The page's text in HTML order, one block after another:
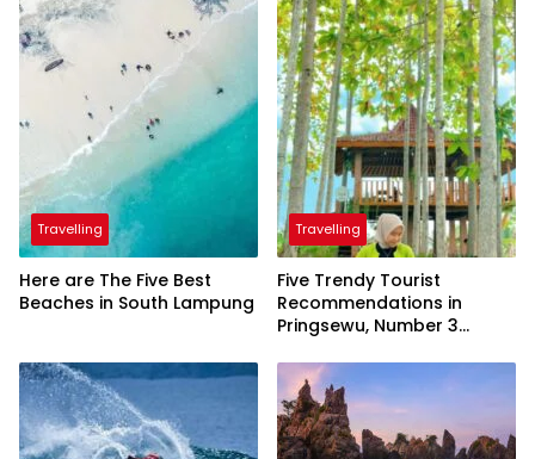
Travelling
Here are The Five Best
Beaches in South Lampung
Travelling
Five Trendy Tourist
Recommendations in
Pringsewu, Number 3
President